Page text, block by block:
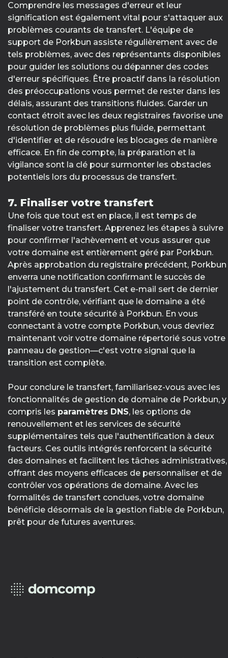
Comprendre les messages d'erreur et leur
signification est également vital pour s'attaquer aux
problèmes courants de transfert. L'équipe de
support de Porkbun assiste régulièrement avec de
tels problèmes, avec des représentants disponibles
pour guider les solutions ou dépanner des codes
d'erreur spécifiques. Être proactif dans la résolution
des préoccupations vous permet de rester dans les
délais, assurant des transitions fluides. Garder un
contact étroit avec les deux registraires favorise une
résolution de problèmes plus fluide, permettant
d'identifier et de résoudre les blocages de manière
efficace. En fin de compte, la préparation et la
vigilance sont la clé pour surmonter les obstacles
potentiels lors du processus de transfert.
7. Finaliser votre transfert
Une fois que tout est en place, il est temps de
finaliser votre transfert. Apprenez les étapes à suivre
pour confirmer l'achèvement et vous assurer que
votre domaine est entièrement géré par Porkbun.
Après approbation du registraire précédent, Porkbun
enverra une notification confirmant le succès de
l'ajustement du transfert. Cet e-mail sert de dernier
point de contrôle, vérifiant que le domaine a été
transféré en toute sécurité à Porkbun. En vous
connectant à votre compte Porkbun, vous devriez
maintenant voir votre domaine répertorié sous votre
panneau de gestion—c'est votre signal que la
transition est complète.
Pour conclure le transfert, familiarisez-vous avec les
fonctionnalités de gestion de domaine de Porkbun, y
compris les paramètres DNS, les options de
renouvellement et les services de sécurité
supplémentaires tels que l'authentification à deux
facteurs. Ces outils intégrés renforcent la sécurité
des domaines et facilitent les tâches administratives,
offrant des moyens efficaces de personnaliser et de
contrôler vos opérations de domaine. Avec les
formalités de transfert conclues, votre domaine
bénéficie désormais de la gestion fiable de Porkbun,
prêt pour de futures aventures.